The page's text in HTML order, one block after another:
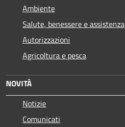
Ambiente
Salute, benessere e assistenza
Autorizzazioni
Agricoltura e pesca
NOVITÀ
Notizie
Comunicati